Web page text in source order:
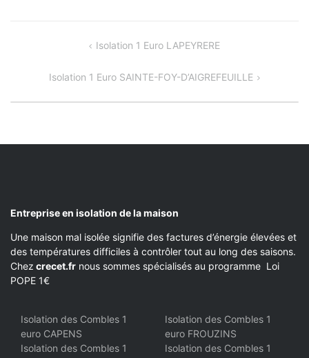
NAVIGATION
L’ARTICLE
Isolation 1 Euro LAPEYRERE
Isolation 1 Euro SAINTE-FOY-D’AIGREFEUILLE
Entreprise en isolation de la maison
Une maison mal isolée signifie des factures d’énergie élevées et
des températures difficiles à contrôler tout au long des saisons.
Chez crecet.fr nous sommes spécialisés au programme Loi
POPE 1€
Isolation des Combles 1
euro CAPENS
Isolation des Combles 1
euro FROUZINS
Isolation des Combles 1
Isolation des Combles 1